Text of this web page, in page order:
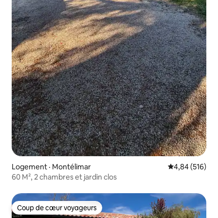
Logement · Montélimar Note
4,84 (516)
60 M², 2 chambres et jardin clos
Coup de cœur voyageurs
Coup de cœur voyageurs